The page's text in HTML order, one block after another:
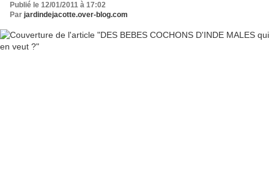
Publié le 12/01/2011 à 17:02
Par jardindejacotte.over-blog.com